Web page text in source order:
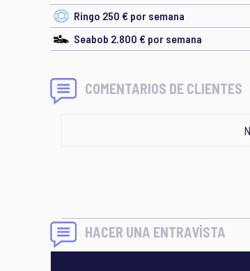
Ringo 250 € por semana
Seabob 2.800 € por semana
COMENTARIOS DE CLIENTES
HACER UNA ENTRAVİSTA